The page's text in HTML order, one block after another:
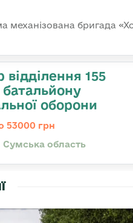
механізована бригада
155
оборони
53000 грн
Сумська область